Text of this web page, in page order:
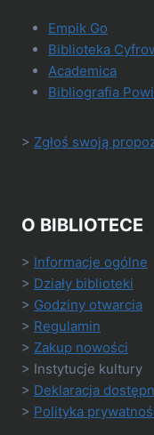
Empik Go
Biblioteka
Academica
Bibliografia
> Zgłoś swoją
O BIBLIOTECE
> Informacje ogólne
> Działy biblioteki
> Godziny otwarcia
> Regulamin
> Zakup nowości
> Instytucje kultury
> Deklaracja
> Polityka